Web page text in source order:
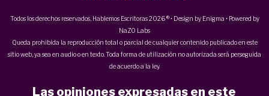
Todos los derechos reservados, Hablemos Escritoras 2026 ® • Design by Enigma • Powered by
NaZO Labs
Queda prohibida la reproducción total o parcial de cualquier contenido publicado en este
sitio web, ya sea en audio o en texto. Toda forma de utilización no autorizada será perseguida
de acuerdo a la ley.
Las opiniones expresadas en este